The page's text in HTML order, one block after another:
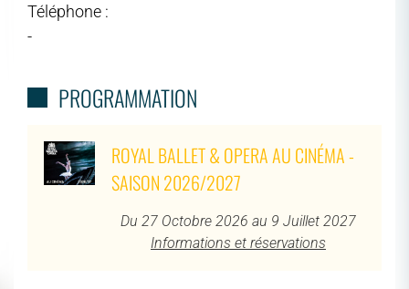
Téléphone :
-
PROGRAMMATION
ROYAL BALLET & OPERA AU CINÉMA -
SAISON 2026/2027
Du 27 Octobre 2026 au 9 Juillet 2027
Informations et réservations